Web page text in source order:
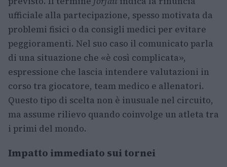
ufficiale alla partecipazione, spesso motivata da
problemi fisici o da consigli medici per evitare
peggioramenti. Nel suo caso il comunicato parla
di una situazione che «è così complicata»,
espressione che lascia intendere valutazioni in
corso tra giocatore, team medico e allenatori.
Questo tipo di scelta non è inusuale nel circuito,
ma assume rilievo quando coinvolge un atleta tra
i primi del mondo.
Impatto immediato sui tornei